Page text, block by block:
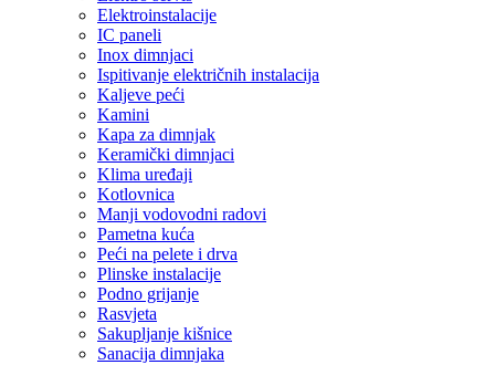
Elektroinstalacije
IC paneli
Inox dimnjaci
Ispitivanje električnih instalacija
Kaljeve peći
Kamini
Kapa za dimnjak
Keramički dimnjaci
Klima uređaji
Kotlovnica
Manji vodovodni radovi
Pametna kuća
Peći na pelete i drva
Plinske instalacije
Podno grijanje
Rasvjeta
Sakupljanje kišnice
Sanacija dimnjaka